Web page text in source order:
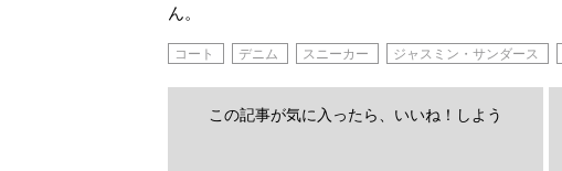
ん。
コート デニム スニーカー ジャスミン・サンダース
この記事が気に入ったら、いいね！しよう